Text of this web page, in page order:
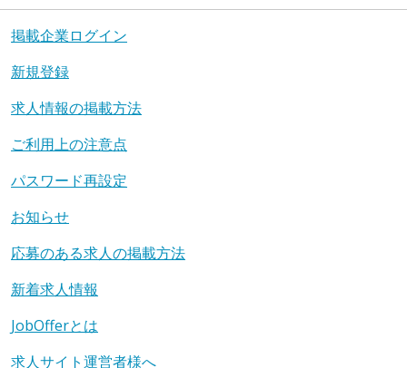
掲載企業ログイン
新規登録
求人情報の掲載方法
ご利用上の注意点
パスワード再設定
お知らせ
応募のある求人の掲載方法
新着求人情報
JobOfferとは
求人サイト運営者様へ